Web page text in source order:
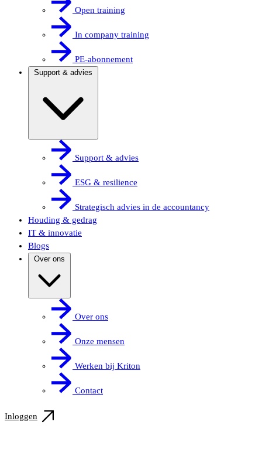
Open training
In company training
PE-abonnement
Support & advies
Support & advies
ESG & resilience
Strategisch advies in de accountancy
Houding & gedrag
IT & innovatie
Blogs
Over ons
Over ons
Onze mensen
Werken bij Kriton
Contact
Inloggen